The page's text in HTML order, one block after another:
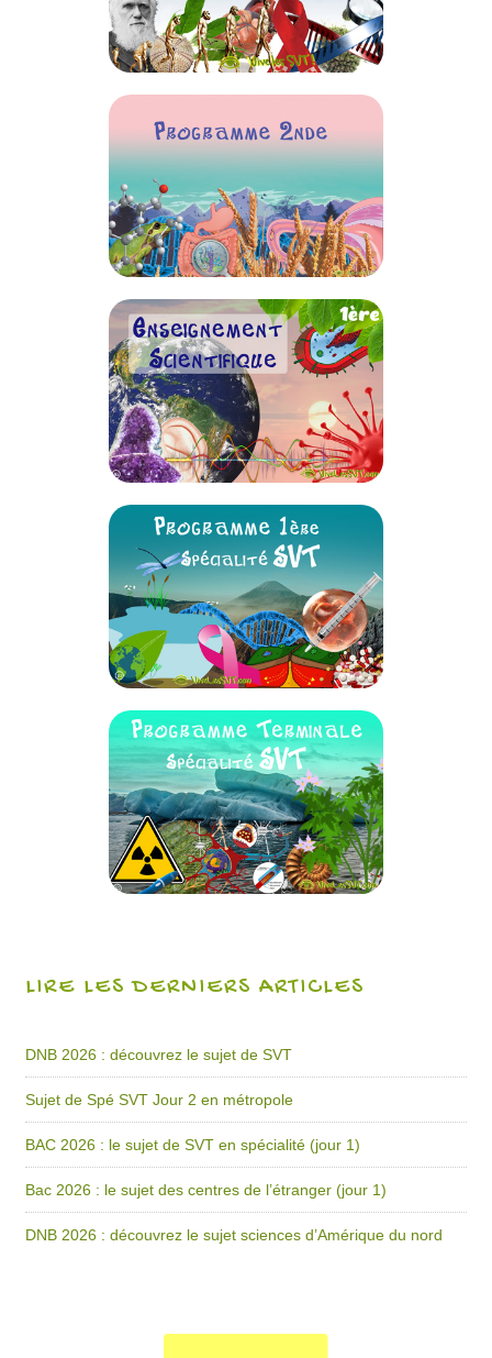
LIRE LES DERNIERS ARTICLES
DNB 2026 : découvrez le sujet de SVT
Sujet de Spé SVT Jour 2 en métropole
BAC 2026 : le sujet de SVT en spécialité (jour 1)
Bac 2026 : le sujet des centres de l’étranger (jour 1)
DNB 2026 : découvrez le sujet sciences d’Amérique du nord